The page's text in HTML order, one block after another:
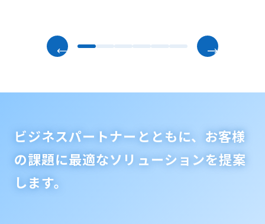
ビジネスパートナーとともに、 お客様
の課題に最適なソリューションを提案
します。